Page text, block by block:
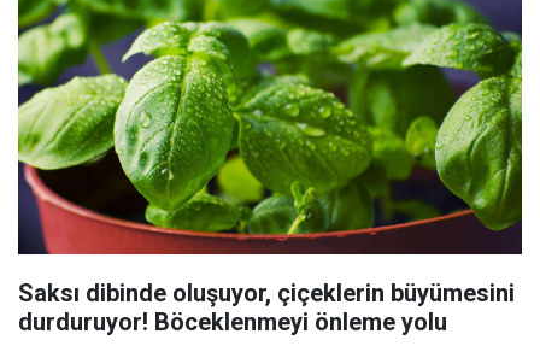
Saksı dibinde oluşuyor, çiçeklerin büyümesini
durduruyor! Böceklenmeyi önleme yolu